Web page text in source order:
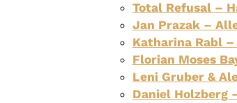
Total Refusal –
Jan Prazak –
Katharina Rabl
Florian Moses
Leni Gruber &
Daniel Holzberg